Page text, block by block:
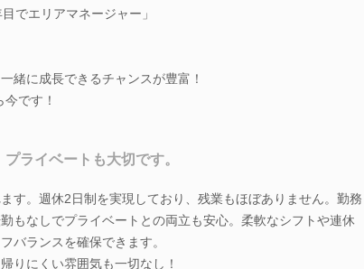
でエリアマネージャー」
緒に成長できるチャンスが豊富！
です！
ライベートも大切です。
す。週休2日制を実現しており、残業もほぼありません。勤務
もなしでプライベートとの両立も安心。柔軟なシフトや連休
バランスを確保できます。
りにくい雰囲気も一切なし！